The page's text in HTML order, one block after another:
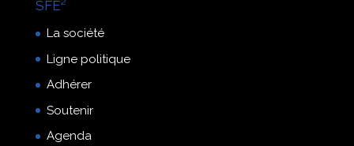
SFE²
La société
Ligne politique
Adhérer
Soutenir
Agenda